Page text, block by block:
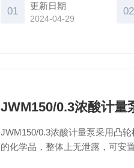
01 更新日期
2024-04-29
02
JWM150/0.3浓酸计量
JWM150/0.3浓酸计量泵采用凸
的化学品，整体上无泄露，可安